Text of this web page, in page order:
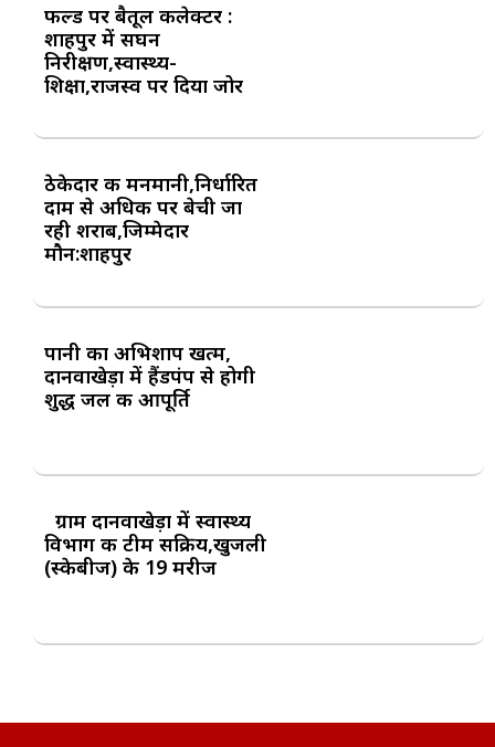
फील्ड पर बैतूल कलेक्टर :
शाहपुर में सघन
निरीक्षण,स्वास्थ्य-
शिक्षा,राजस्व पर दिया जोर
ठेकेदार की मनमानी,निर्धारित
दाम से अधिक पर बेची जा
रही शराब,जिम्मेदार
मौन:शाहपुर
पानी का अभिशाप खत्म,
दानवाखेड़ा में हैंडपंप से होगी
शुद्ध जल की आपूर्ति
ग्राम दानवाखेड़ा में स्वास्थ्य
विभाग की टीम सक्रिय,खुजली
(स्केबीज) के 19 मरीज